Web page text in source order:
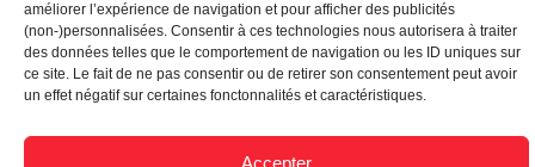
améliorer l’expérience de navigation et pour afficher des publicités
(non-)personnalisées. Consentir à ces technologies nous autorisera à traiter
des données telles que le comportement de navigation ou les ID uniques sur
ce site. Le fait de ne pas consentir ou de retirer son consentement peut avoir
un effet négatif sur certaines fonctonnalités et caractéristiques.
Accepter